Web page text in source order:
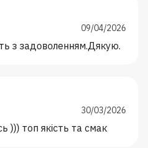
09/04/2026
з задоволенням.Дякую.
30/03/2026
))) топ якість та смак